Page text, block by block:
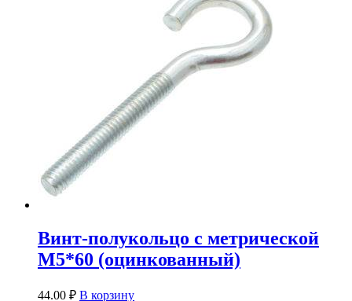
Винт-полукольцо с метрической
М5*60 (оцинкованный)
44.00 ₽ В корзину